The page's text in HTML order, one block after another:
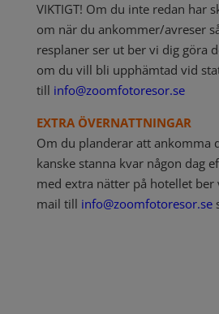
VIKTIGT! Om du inte redan har
om när du ankommer/avreser
resplaner ser ut ber vi dig göra
om du vill bli upphämtad vid
till info@zoomfotoresor.se
EXTRA ÖVERNATTNINGAR
Om du planderar att ankomma
kanske stanna kvar någon dag
med extra nätter på hotellet ber
mail till info@zoomfotoresor.se